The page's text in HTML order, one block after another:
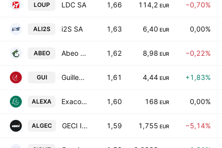
LOUP LDC SA 1,66 114,2 EUR −0,70%
ALI2S i2S SA 1,63 6,40 EUR 0,00%
ABEO Abeo SA 1,62 8,98 EUR −0,22%
GUI Guillemot Corp. SA 1,61 4,44 EUR +1,83%
ALEXA Exacompta Clairefontaine SA 1,60 168 EUR 0,00%
ALGEC GECI International SA 1,59 1,755 EUR −5,14%